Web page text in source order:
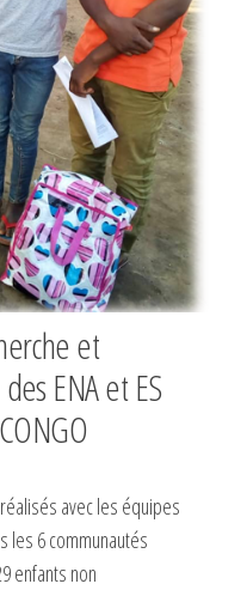
et
ENA et ES
avec les équipes
les 6 communautés
enfants non